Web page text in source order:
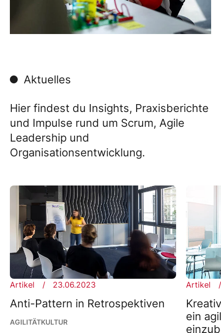
Aktuelles
Hier findest du Insights, Praxisberichte
und Impulse rund um Scrum, Agile
Leadership und
Organisationsentwicklung.
Artikel 23.06.2023
Anti-Pattern in Retrospektiven
AGILITÄTKULTUR
Artikel
ein